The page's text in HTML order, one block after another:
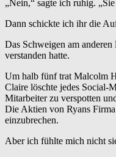
„Nein,“ sagte ich ruhig.
Dann schickte ich ihr die
Das Schweigen am
verstanden hatte.
Um halb fünf trat Malcolm
Claire löschte jedes Social-
Mitarbeiter zu verspotten
Die Aktien von Ryans
einzubrechen.
Aber ich fühlte mich nicht